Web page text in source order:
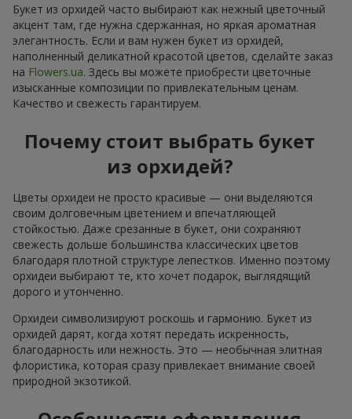
Букет из орхидей часто выбирают как нежный цветочный
акцент там, где нужна сдержанная, но яркая ароматная
элегантность. Если и вам нужен букет из орхидей,
наполненный деликатной красотой цветов, сделайте заказ
на Flowers.ua. Здесь вы можете приобрести цветочные
изысканные композиции по привлекательным ценам.
Качество и свежесть гарантируем.
Почему стоит выбрать букет
из орхидей?
Цветы орхидеи не просто красивые — они выделяются
своим долговечным цветением и впечатляющей
стойкостью. Даже срезанные в букет, они сохраняют
свежесть дольше большинства классических цветов
благодаря плотной структуре лепестков. Именно поэтому
орхидеи выбирают те, кто хочет подарок, выглядящий
дорого и утонченно.
Орхидеи символизируют роскошь и гармонию. Букет из
орхидей дарят, когда хотят передать искренность,
благодарность или нежность. Это — необычная элитная
флористика, которая сразу привлекает внимание своей
природной экзотикой.